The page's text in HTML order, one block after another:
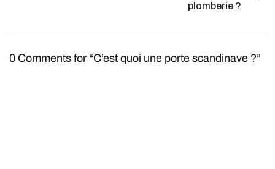
plomberie ?
0 Comments for “C’est quoi une porte scandinave ?”